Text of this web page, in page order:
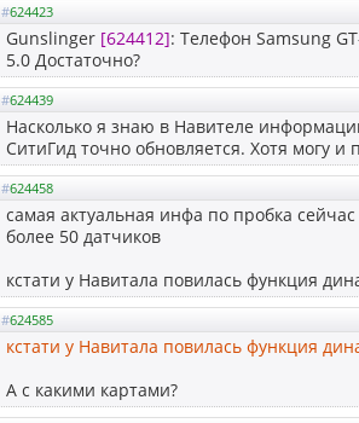
#624423
Gunslinger [624412]: Телефон Samsung
5.0 Достаточно?
#624439
Насколько я знаю в Навителе
СитиГид точно обновляется. Хотя могу
#624458
самая актуальная инфа по пробка сейчас
более 50 датчиков
кстати у Навитала повилась функция
#624585
кстати у Навитала повилась функция
А с какими картами?